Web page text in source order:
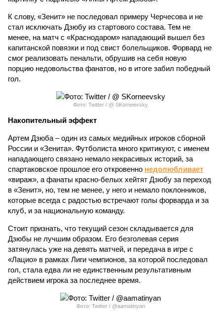
К слову, «Зенит» не последовал примеру Черчесова и не
стал исключать Дзюбу из стартового состава. Тем не
менее, на матч с «Краснодаром» нападающий вышел без
капитанской повязки и под свист болельщиков. Форвард не
смог реализовать пенальти, обрушив на себя новую
порцию недовольства фанатов, но в итоге забил победный
гол.
Фото: Twitter / @ SKorneevsky
Накопительный эффект
Артем Дзюба – один из самых медийных игроков сборной
России и «Зенита». Футболиста много критикуют, с именем
нападающего связано немало некрасивых историй, за
спартаковское прошлое его откровенно недолюбливает
«вираж», а фанаты красно-белых хейтят Дзюбу за переход
в «Зенит», но, тем не менее, у него и немало поклонников,
которые всегда с радостью встречают голы форварда и за
клуб, и за национальную команду.
Стоит признать, что текущий сезон складывается для
Дзюбы не лучшим образом. Его безголевая серия
затянулась уже на девять матчей, и передача в игре с
«Лацио» в рамках Лиги чемпионов, за которой последовал
гол, стала едва ли не единственным результативным
действием игрока за последнее время.
Фото: Twitter / @aamatinyan